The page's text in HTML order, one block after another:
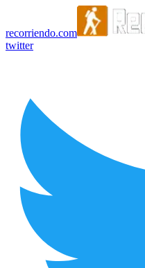
recorriendo.com
twitter